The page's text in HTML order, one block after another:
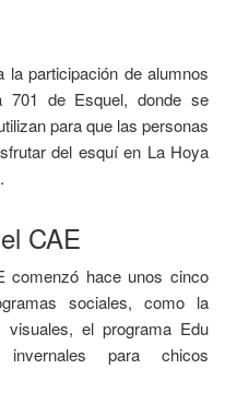
la participación de alumnos
701 de Esquel, donde se
para que las personas
del esquí en La Hoya
CAE
comenzó hace unos cinco
sociales, como la
el programa Edu
para chicos